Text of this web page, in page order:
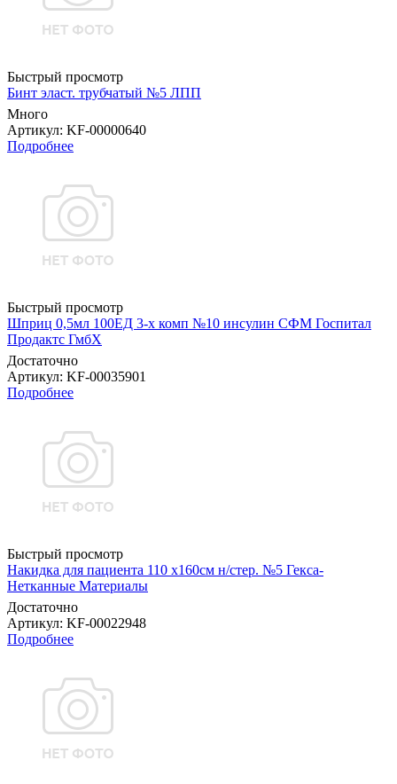
Быстрый просмотр
Бинт эласт. трубчатый №5 ЛПП
Много
Артикул: KF-00000640
Подробнее
Быстрый просмотр
Шприц 0,5мл 100ЕД 3-х комп №10 инсулин СФМ Госпитал
Продактс ГмбХ
Достаточно
Артикул: KF-00035901
Подробнее
Быстрый просмотр
Накидка для пациента 110 х160см н/стер. №5 Гекса-
Нетканные Материалы
Достаточно
Артикул: KF-00022948
Подробнее